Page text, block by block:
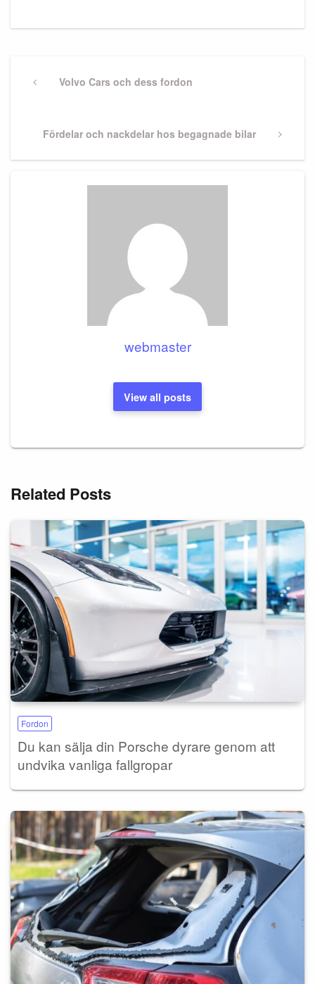
PreviousVolvo Cars och dess fordon
Next
Fördelar och nackdelar hos begagnade bilar
webmaster
View all posts
Related Posts
Fordon
Du kan sälja din Porsche dyrare genom att
undvika vanliga fallgropar